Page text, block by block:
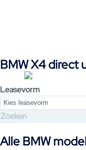
keuze voor kwaliteit en
BMW X4 direct
Leasevorm
Kies leasevorm
Zoeken
Alle BMW